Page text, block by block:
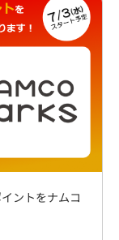
ントをナムコ